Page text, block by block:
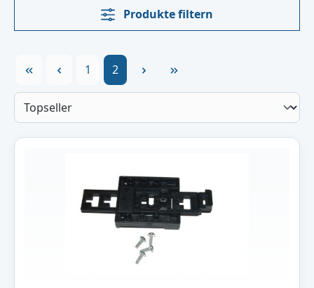
Produkte filtern
Seite
1 Seite
2